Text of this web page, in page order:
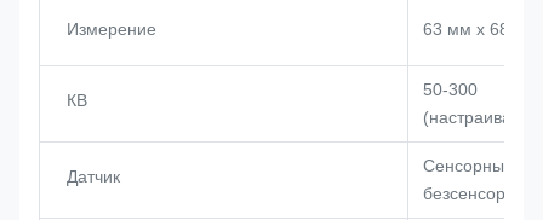
Измерение 63 мм х 68 мм
КВ
50-300
Датчик
Сенсорный
безсенсорный